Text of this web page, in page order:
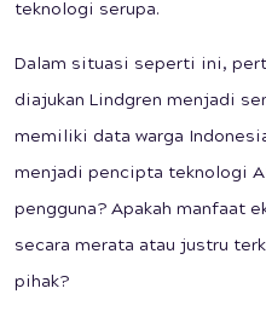
teknologi serupa.
Dalam situasi seperti ini,
diajukan Lindgren menjadi
memiliki data warga
menjadi pencipta teknologi
pengguna? Apakah manfaat
secara merata atau justru
pihak?